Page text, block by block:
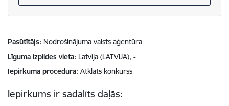
Pasūtītājs Nodrošinājuma valsts aģentūra
Līguma izpildes vieta Latvija (LATVIJA), -
Iepirkuma procedūra Atklāts konkurss
Iepirkums ir sadalīts daļās: